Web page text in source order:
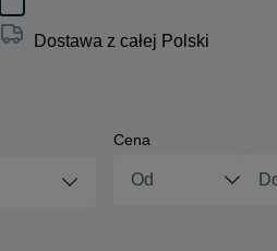
Dostawa z całej Polski
Cena